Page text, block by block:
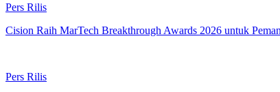
Pers Rilis
Cision Raih MarTech Breakthrough Awards 2026 untuk
Pers Rilis